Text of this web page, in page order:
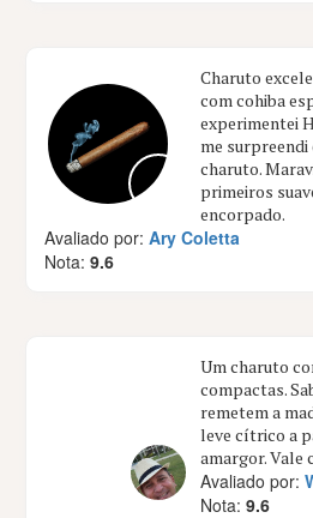
Charuto
com cohiba
experimentei
me
charuto.
primeiros
encorpado.
Avaliado por:Ary Coletta
Nota:9.6
Um charuto
compactas.
remetem a
leve cítrico a
amargor. Vale
Avaliado por:
Nota:9.6